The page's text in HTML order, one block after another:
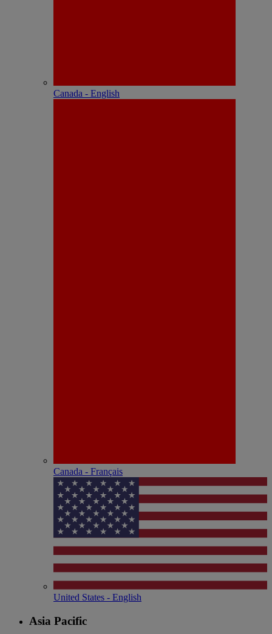
Canada - English
Canada - Français
United States - English
Asia Pacific